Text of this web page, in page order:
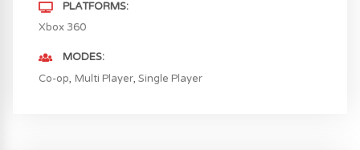
PLATFORMS
Xbox 360
MODES
Co-op Multi Player Single Player